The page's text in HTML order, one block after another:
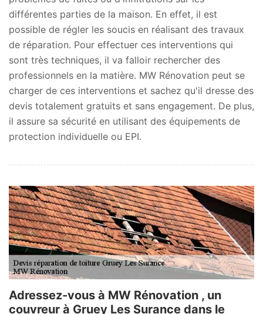
différentes parties de la maison. En effet, il est
possible de régler les soucis en réalisant des travaux
de réparation. Pour effectuer ces interventions qui
sont très techniques, il va falloir rechercher des
professionnels en la matière. MW Rénovation peut se
charger de ces interventions et sachez qu'il dresse des
devis totalement gratuits et sans engagement. De plus,
il assure sa sécurité en utilisant des équipements de
protection individuelle ou EPI.
Adressez-vous à MW Rénovation , un
couvreur à Gruey Les Surance dans le